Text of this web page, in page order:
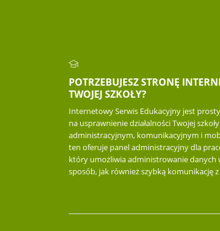
POTRZEBUJESZ STRONĘ
TWOJEJ SZKOŁY?
Internetowy Serwis Edukacyjny jest
na usprawnienie działalności Twojej
administracyjnym, komunikacyjnym i
ten oferuje panel administracyjny dla
który umożliwia administrowanie danych
sposób, jak również szybką komunikację